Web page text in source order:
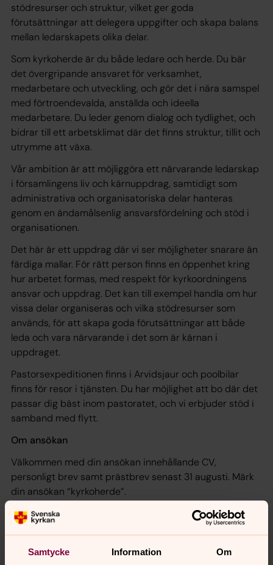
Samtycke Information Om
stödresurser och struktur, vilket ger goda
förutsättningar att delegera uppgifter och skapa balans
mellan ledarskapets olika delar.
Som kyrkoherde är du både ledare och herde. Du bär
det övergripande ansvaret för verksamhet,
medarbetare och utveckling, och gör det i nära samspel
med förtroendevalda, anställda och ideella
medarbetare. Du leder genom dialog och tydlighet, och
bidrar till ett arbetsklimat där det finns struktur, tillit och
utrymme att växa.
Vår ambition är att möjliggöra ett närvarande ledarskap
i församlingens liv och kärnuppdrag, samtidigt som
administrativa och organisatoriska delar hanteras
genom en ändamålsenlig ansvarsfördelning och stöd i
organisationen.
Det här är ett uppdrag där vi ser möjligheter snarare än
färdiga mallar. För rätt person finns en öppenhet kring
hur arbetet formas, med respekt för kyrkoordningens
ansvar och uppdrag. Det kan till exempel handla om hur
vissa delar organiseras och vilka stödresurser som
används, för att skapa goda förutsättningar att både
leda och vara närvarande i det som är kärnan i
uppdraget.
Pastorsexpeditionen finns i Arvidsjaur och poolbilar
finns för resor i tjänsten. Du har möjlighet att bo där det
passar dig bäst inom pastoratet, och vi erbjuder stöd i
samband med flytt.
Om ansökan
Välkommen med din ansökan innehållande CV,
personligt brev samt prästbrev senast 31 augusti. Märk
din ansökan “kyrkoherde”.
Intervjuer sker löpande under ansökningsperioden.
Kontakt